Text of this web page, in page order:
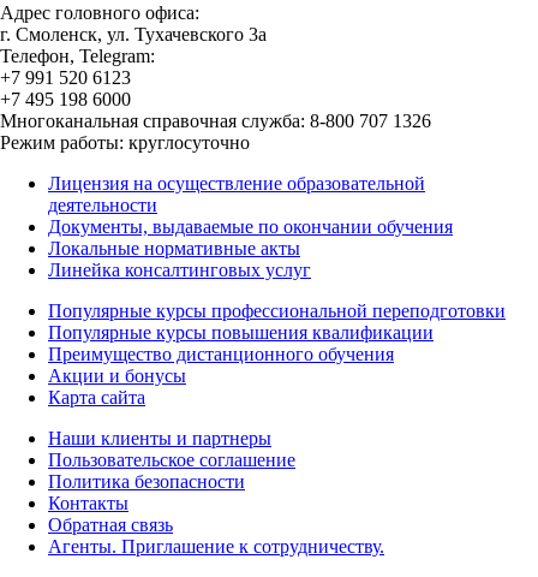
Адрес головного офиса:
г. Смоленск, ул. Тухачевского 3а
Телефон, Telegram:
+7 991 520 6123
+7 495 198 6000
Многоканальная справочная служба: 8-800 707 1326
Режим работы: круглосуточно
Лицензия на осуществление образовательной
деятельности
Документы, выдаваемые по окончании обучения
Локальные нормативные акты
Линейка консалтинговых услуг
Популярные курсы профессиональной переподготовки
Популярные курсы повышения квалификации
Преимущество дистанционного обучения
Акции и бонусы
Карта сайта
Наши клиенты и партнеры
Пользовательское соглашение
Политика безопасности
Контакты
Обратная связь
Агенты. Приглашение к сотрудничеству.